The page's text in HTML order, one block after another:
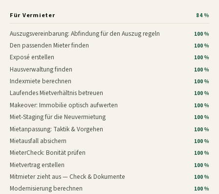
Für Vermieter 84 %
Auszugsvereinbarung: Abfindung für den Auszug regeln 100 %
Den passenden Mieter finden 100 %
Exposé erstellen 100 %
Hausverwaltung finden 100 %
Indexmiete berechnen 100 %
Laufendes Mietverhältnis betreuen 100 %
Makeover: Immobilie optisch aufwerten 100 %
Miet-Staging für die Neuvermietung 100 %
Mietanpassung: Taktik & Vorgehen 100 %
Mietausfall absichern 100 %
MieterCheck: Bonität prüfen 100 %
Mietvertrag erstellen 100 %
Mitmieter zieht aus — Check & Dokumente 100 %
Modernisierung berechnen 100 %